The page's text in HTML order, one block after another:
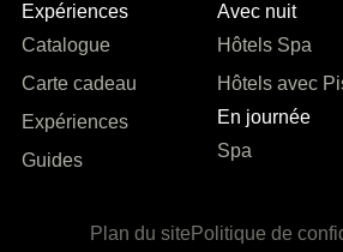
Expériences
Catalogue
Carte cadeau
Expériences
Guides
Avec nuit
Hôtels Spa
Hôtels avec
En journée
Spa
Plan du site Politique de